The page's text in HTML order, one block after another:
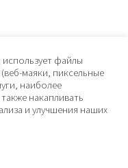
А. Санкт-Петербург,
файлы
маяки, пиксельные
наиболее
накапливать
и улучшения наших